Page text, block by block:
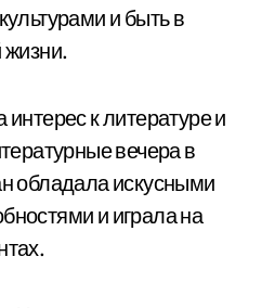
и быть в
жизни.
к литературе и
вечера в
обладала искусными
и играла на